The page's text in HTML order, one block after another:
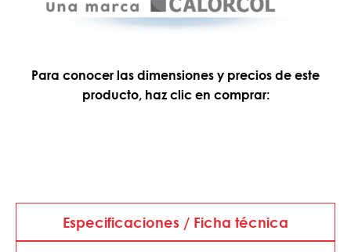
Para conocer las dimensiones y precios de este
producto, haz clic en comprar:
Especificaciones / Ficha técnica